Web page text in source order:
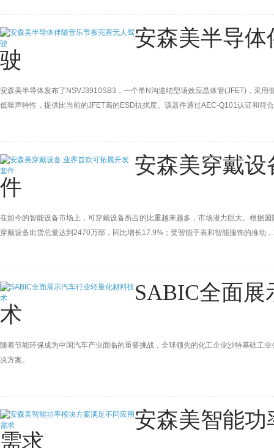
安森美半导
驶
安森美半导体发布了NSVJ3910SB3，一个单N沟道结型场效应晶体管(JFET)，采
低噪声特性，提供比当前的JFET高的ESD抗扰度。该器件通过AEC-Q101认证和符
安森美穿戴
件
在如今的智能设备市场上，可穿戴设备所占的比重越来越多，市场潜力巨大。根据
穿戴设备出货总量达到2470万部，同比增长17.9%；受智能手表和智能服饰的推动
SABIC全面
术
随着节能环保成为中国汽车产业面临的重要挑战，全球领先的化工企业沙特基础工
决方案。
安森美智能
需求